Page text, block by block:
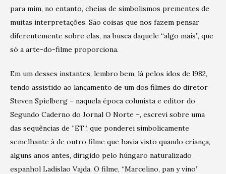
para mim, no entanto, cheias de simbolismos prementes de
muitas interpretações. São coisas que nos fazem pensar
diferentemente sobre elas, na busca daquele “algo mais”, que
só a arte-do-filme proporciona.
Em um desses instantes, lembro bem, lá pelos idos de l982,
tendo assistido ao lançamento de um dos filmes do diretor
Steven Spielberg – naquela época colunista e editor do
Segundo Caderno do Jornal O Norte –, escrevi sobre uma
das sequências de “ET”, que ponderei simbolicamente
semelhante à de outro filme que havia visto quando criança,
alguns anos antes, dirigido pelo húngaro naturalizado
espanhol Ladislao Vajda. O filme, “Marcelino, pan y vino”